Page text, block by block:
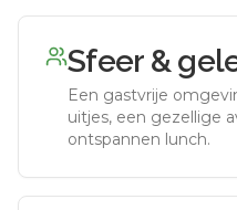
Sfeer &
Een gastvrije
uitjes, een gezellige
ontspannen lunch.